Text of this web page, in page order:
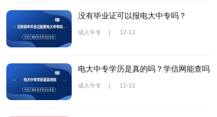
没有毕业证可以报电大中专吗？
成人中专 | 12-13
电大中专学历是真的吗？学信网能查吗
成人中专 | 12-13